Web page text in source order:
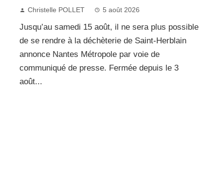
Christelle POLLET 5 août 2026
Jusqu’au samedi 15 août, il ne sera plus possible
de se rendre à la déchèterie de Saint-Herblain
annonce Nantes Métropole par voie de
communiqué de presse. Fermée depuis le 3
août...